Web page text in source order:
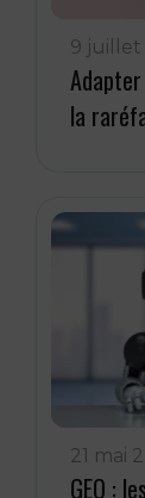
9 juillet
la
21 mai
GEO :